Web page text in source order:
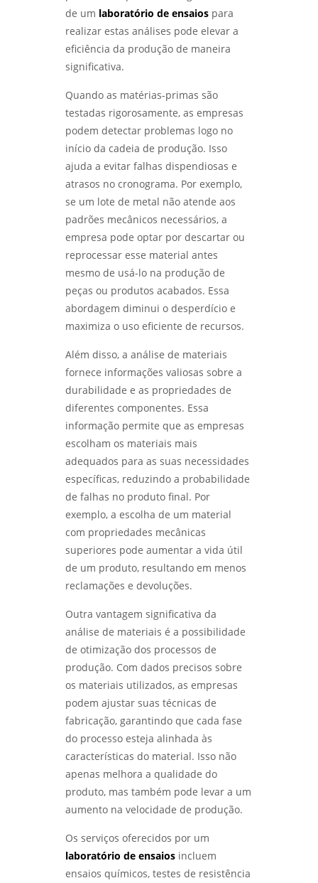
ANÁLISE DE FALHAS EM EQUIPAMENTOS
ELÉTRICOS: TÉCNICAS E IMPORTÂNCIA -
COMO REALIZAR O ENSAIO DE CORROSÃO POR
IDENTIFIQUE PROBLEMAS COMUNS NA
ANÁLISE DE FALHAS EM ENGRENAGENS EM SP
- LABMETAL
ANÁLISE DE FALHAS EM ROLAMENTOS EM SP:
SOLUÇÕES E MELHORES PRÁTICAS - LABMETAL
ANÁLISE DE FALHAS EM ENGRENAGENS:
IDENTIFIQUE PROBLEMAS ANTES QUE
ACONTEÇAM - LABMETAL
MECÂNICOS DE MATERIAIS METÁLICOS -
LABMETAL
DE FALHAS EM EQUIPAMENTOS TRANSFORMA
RESULTADOS - LABMETAL
DESVENDANDO O ENSAIO DE CORROSÃO:
PROTEJA SEUS MATERIAIS COM
CONHECIMENTO - LABMETAL
DESCUBRA COMO UM LABORATÓRIO DE
ENSAIOS MECÂNICOS REVOLUCIONA A
INDÚSTRIA - LABMETAL
DESVENDANDO OS SEGREDOS DOS ENSAIOS
MECÂNICOS PARA MATERIAIS INOVADORES -
LABMETAL
COMO ESCOLHER AS MELHORES EMPRESAS DE
ENSAIOS NÃO DESTRUTIVOS - LABMETAL
COMO O ENSAIO DE CORROSÃO ACELERADA
GARANTE MATERIAIS DURÁVEIS - LABMETAL
COMO ESCOLHER UM LABORATÓRIO DE
ENSAIOS MECÂNICOS EM SP PARA GARANTIR A
QUALIDADE DOS SEUS MATERIAIS - LABMETAL
ANÁLISE METALOGRÁFICA PARA ENTENDER
ESTRUTURAS DOS MATERIAIS E MELHORAR
PROCESSOS - LABMETAL
COMO FUNCIONA O SERVIÇO DE
QUALIFICAÇÃO DE SOLDADOR E SUAS
VANTAGENS - LABMETAL
ANÁLISE DE FALHAS EM MÁQUINAS E
EQUIPAMENTOS PARA OTIMIZAÇÃO DE
análise do tipo de quebra
ensaio de corrosão
ensaio de corrosão acelerada
ensaio de corrosão acelerada em sp
ensaio de corrosão acelerada em são
paulo
ensaio de corrosão intergranular
ensaio de corrosão intergranular em são
paulo
ensaio de corrosão por pite
ensaio de corrosão por pite em sp
ensaio de corrosão por pite em são
paulo
qualificação de eps em sp
qualificação de eps em são josé dos
campos
qualificação de eps em são paulo
qualificacao de solda
de um laboratório de ensaiospara
realizar estas análises pode elevar a
eficiência da produção de maneira
significativa.
Quando as matérias-primas são
testadas rigorosamente, as empresas
podem detectar problemas logo no
início da cadeia de produção. Isso
ajuda a evitar falhas dispendiosas e
atrasos no cronograma. Por exemplo,
se um lote de metal não atende aos
padrões mecânicos necessários, a
empresa pode optar por descartar ou
reprocessar esse material antes
mesmo de usá-lo na produção de
peças ou produtos acabados. Essa
abordagem diminui o desperdício e
maximiza o uso eficiente de recursos.
Além disso, a análise de materiais
fornece informações valiosas sobre a
durabilidade e as propriedades de
diferentes componentes. Essa
informação permite que as empresas
escolham os materiais mais
adequados para as suas necessidades
específicas, reduzindo a probabilidade
de falhas no produto final. Por
exemplo, a escolha de um material
com propriedades mecânicas
superiores pode aumentar a vida útil
de um produto, resultando em menos
reclamações e devoluções.
Outra vantagem significativa da
análise de materiais é a possibilidade
de otimização dos processos de
produção. Com dados precisos sobre
os materiais utilizados, as empresas
podem ajustar suas técnicas de
fabricação, garantindo que cada fase
do processo esteja alinhada às
características do material. Isso não
apenas melhora a qualidade do
produto, mas também pode levar a um
aumento na velocidade de produção.
Os serviços oferecidos por um
laboratório de ensaiosincluem
ensaios químicos, testes de resistência